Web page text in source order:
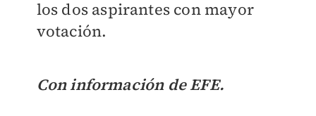
los dos aspirantes con mayor
votación.
Con información de EFE.